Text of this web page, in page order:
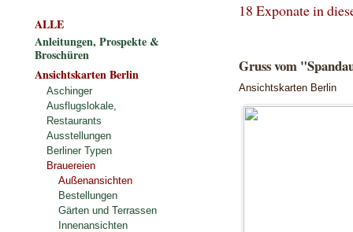
18 Exponate in
Gruss vom
Ansichtskarten Berlin
ALLE
Anleitungen, Prospekte &
Broschüren
Ansichtskarten Berlin
Aschinger
Ausflugslokale,
Restaurants
Ausstellungen
Berliner Typen
Brauereien
Außenansichten
Bestellungen
Gärten und Terrassen
Innenansichten